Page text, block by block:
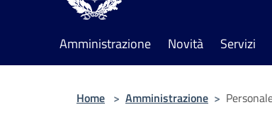
Amministrazione Novità Servizi
Home > Amministrazione >